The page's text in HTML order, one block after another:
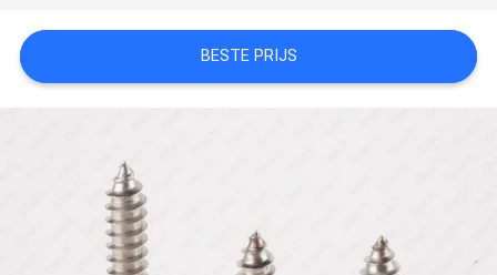
PRIVACY
POLICY
BESTE PRIJS